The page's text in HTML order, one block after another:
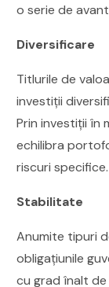
o serie de
Diversificare
Titlurile de
investiții
Prin investiții în
echilibra
riscuri specifice.
Stabilitate
Anumite tipuri
obligațiunile
cu grad înalt